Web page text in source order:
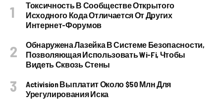
Токсичность В Сообществе Открытого
Исходного Кода Отличается От Других
Интернет-Форумов
Обнаружена Лазейка В Системе Безопасности,
Позволяющая Использовать Wi-Fi, Чтобы
Видеть Сквозь Стены
Activision Выплатит Около $50 Млн Для
Урегулирования Иска